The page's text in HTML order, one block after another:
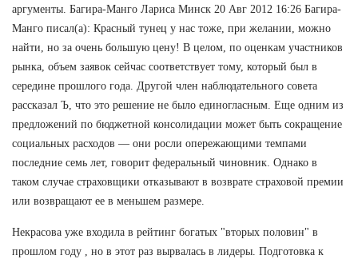
аргументы. Багира-Манго Лариса Минск 20 Авг 2012 16:26 Багира-
Манго писал(а): Красный тунец у нас тоже, при желании, можно
найти, но за очень большую цену! В целом, по оценкам участников
рынка, объем заявок сейчас соответствует тому, который был в
середине прошлого года. Другой член наблюдательного совета
рассказал Ъ, что это решение не было единогласным. Еще одним из
предложений по бюджетной консолидации может быть сокращение
социальных расходов — они росли опережающими темпами
последние семь лет, говорит федеральный чиновник. Однако в
таком случае страховщики отказывают в возврате страховой премии
или возвращают ее в меньшем размере.
Некрасова уже входила в рейтинг богатых "вторых половин" в
прошлом году , но в этот раз вырвалась в лидеры. Подготовка к